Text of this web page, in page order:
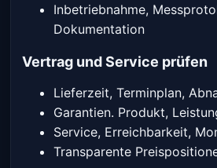
Inbetriebnahme,
Dokumentation
Vertrag und Service prüfen
Lieferzeit, Terminplan,
Garantien. Produkt,
Service, Erreichbarkeit,
Transparente